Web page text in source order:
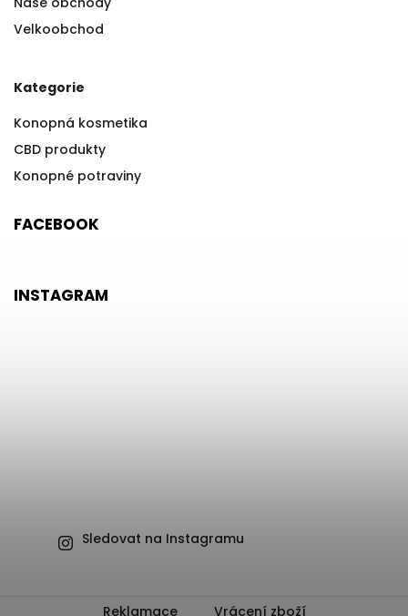
Velkoobchod
Kategorie
Konopná kosmetika
CBD produkty
Konopné potraviny
FACEBOOK
INSTAGRAM
Sledovat na Instagramu
Reklamace Vrácení zboží